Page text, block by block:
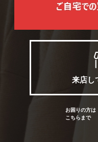
来店し
お困りの方は
こちらまで